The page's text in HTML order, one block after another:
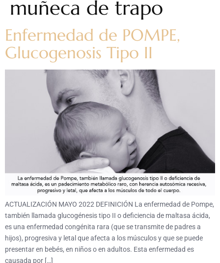
muñeca de trapo
Enfermedad de POMPE,
Glucogenosis Tipo II
ACTUALIZACIÓN MAYO 2022 DEFINICIÓN La enfermedad de Pompe,
también llamada glucogénesis tipo II o deficiencia de maltasa ácida,
es una enfermedad congénita rara (que se transmite de padres a
hijos), progresiva y letal que afecta a los músculos y que se puede
presentar en bebés, en niños o en adultos. Esta enfermedad es
causada por […]